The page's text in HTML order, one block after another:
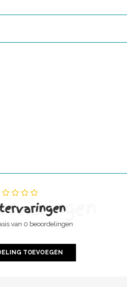
van 0 beoordelingen
TOEVOEGEN